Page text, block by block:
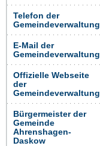
Telefon der
Gemeindeverwaltung
E-Mail der
Gemeindeverwaltung
Offizielle Webseite
der
Gemeindeverwaltung
Bürgermeister der
Gemeinde
Ahrenshagen-
Daskow